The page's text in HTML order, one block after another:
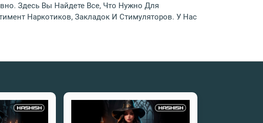
Здесь Вы Найдете Все, Что Нужно Для
Наркотиков, Закладок И Стимуляторов. У Нас